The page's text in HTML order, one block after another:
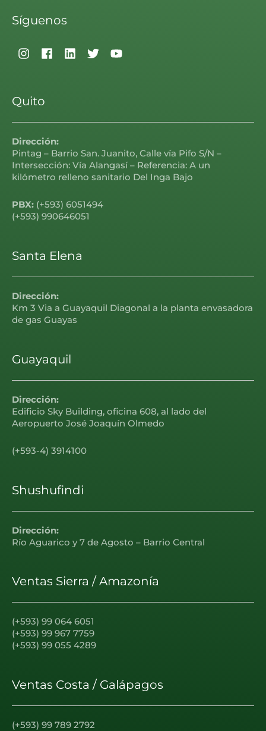
Síguenos
Quito
Dirección:
Pintag – Barrio San. Juanito, Calle vía Pifo S/N –
Intersección: Vía Alangasí – Referencia: A un
kilómetro relleno sanitario Del Inga Bajo
PBX: (+593) 6051494
(+593) 990646051
Santa Elena
Dirección:
Km 3 Via a Guayaquil Diagonal a la planta envasadora
de gas Guayas
Guayaquil
Dirección:
Edificio Sky Building, oficina 608, al lado del
Aeropuerto José Joaquín Olmedo
(+593-4) 3914100
Shushufindi
Dirección:
Río Aguarico y 7 de Agosto – Barrio Central
Ventas Sierra / Amazonía
(+593) 99 064 6051
(+593) 99 967 7759
(+593) 99 055 4289
Ventas Costa / Galápagos
(+593) 99 789 2792